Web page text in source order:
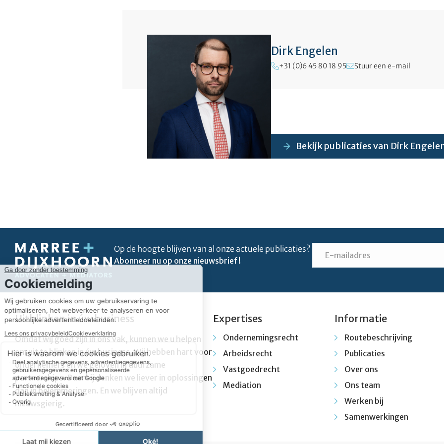
Dirk Engelen
+31 (0)6 45 80 18 95 Stuur een e-mail
Bekijk publicaties van Dirk
Op de hoogte blijven van al onze actuele publicaties?
Abonneer nu op onze nieuwsbrief!
Uitblinken in úw business
Omdat wij goed zijn in ons vak, kunnen we u helpen
om uit te blinken in úw business. Wij hebben hart voor
ondernemers en we geloven in duurzame
partnerships. Daarbij denken we liever in oplossingen
dan in belemmeringen. En we blijven altijd
nieuwsgierig.
Expertises
Ondernemingsrecht
Arbeidsrecht
Vastgoedrecht
Mediation
Informatie
Routebeschrijving
Publicaties
Over ons
Ons team
Werken bij
Samenwerkingen